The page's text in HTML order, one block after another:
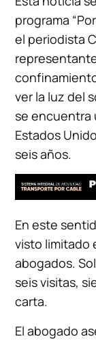
programa
el periodista
ver la luz del
se encuentra
Estados
seis años.
En este
visto limitado
abogados.
seis visitas,
carta.
El abogado